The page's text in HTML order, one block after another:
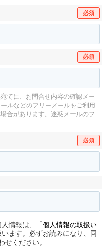
必須
必須
てに、お問合せ内容の確認メー
ルなどのフリーメールをご利用
合があります。 迷惑メールのフ
必須
情報は、
「個人情報の取扱い
ます。必ずお読みになり、同
せください。